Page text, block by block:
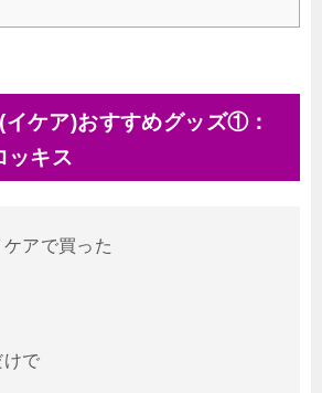
ケア)おすすめグッズ①：
ッキス
アで買った
けで